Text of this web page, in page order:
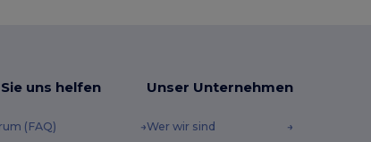
uns helfen
(FAQ)
Unser Unternehmen
Wer wir sind